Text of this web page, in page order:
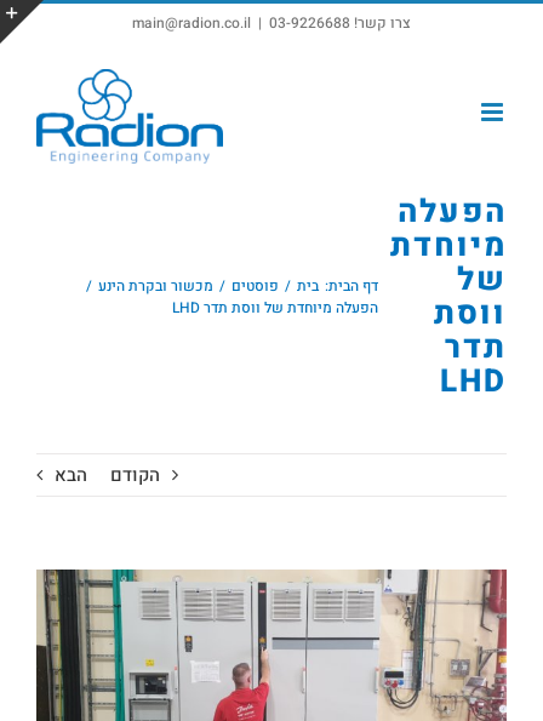
צרו קשר! 03-9226688 |
main@radion.co.il
הפעלה
מיוחדת
של
ווסת
תדר
LHD
דף הבית: בית פוסטים
מכשור ובקרת הינע
הפעלה מיוחדת של ווסת תדר LHD
הקודם הבא